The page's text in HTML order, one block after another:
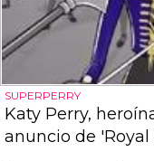
SUPERPERRY
Katy Perry,
anuncio de